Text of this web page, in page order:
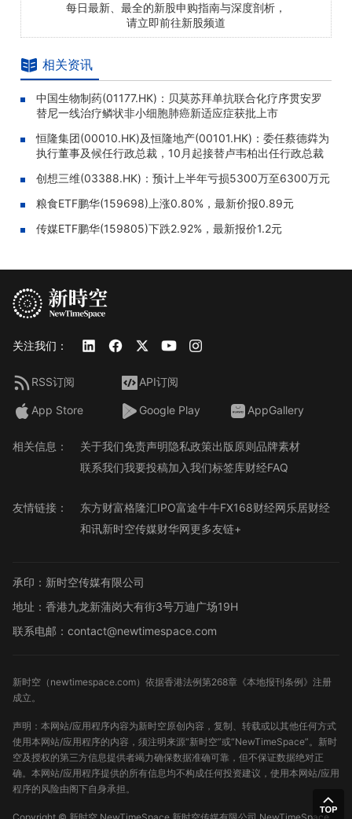
每日最新、最全的新股申购指南与深度剖析，
请立即前往新股频道
相关资讯
中国生物制药(01177.HK)：贝莫苏拜单抗联合化疗序贯安罗
替尼一线治疗鳞状非小细胞肺癌新适应症获批上市
恒隆集团(00010.HK)及恒隆地产(00101.HK)：委任蔡德粦为
执行董事及候任行政总裁，10月起接替卢韦柏出任行政总裁
创想三维(03388.HK)：预计上半年亏损5300万至6300万元
粮食ETF鹏华(159698)上涨0.80%，最新价报0.89元
传媒ETF鹏华(159805)下跌2.92%，最新报价1.2元
关注我们：
RSS订阅 API订阅
App Store Google Play AppGallery
相关信息： 关于我们免责声明隐私政策出版原则品牌素材
联系我们我要投稿加入我们标签库财经FAQ
友情链接： 东方财富格隆汇IPO富途牛牛FX168财经网乐居财经
和讯新时空传媒财华网更多友链+
承印：新时空传媒有限公司
地址：香港九龙新蒲岗大有街3号万迪广场19H
联系电邮：contact@newtimespace.com
新时空（ newtimespace.com）依据香港法例第268章《本地报刊条例》注册
成立。
声明：本网站/应用程序内容为新时空原创内容，复制、转载或以其他任何方式
使用本网站/应用程序的内容，须注明来源“新时空”或“NewTimeSpace”。新时
空及授权的第三方信息提供者竭力确保数据准确可靠，但不保证数据绝对正
确。本网站/应用程序提供的所有信息均不构成任何投资建议，使用本网站/应用
程序的风险由阁下自身承担。